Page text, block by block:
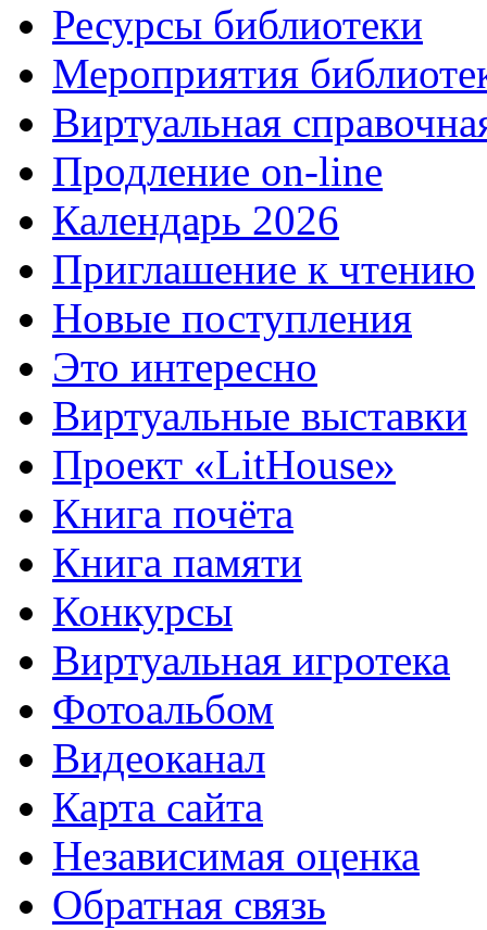
Ресурсы библиотеки
Мероприятия
Виртуальная
Продление on-line
Календарь 2026
Приглашение к чтению
Новые поступления
Это интересно
Виртуальные выставки
Проект «LitHouse»
Книга почёта
Книга памяти
Конкурсы
Виртуальная игротека
Фотоальбом
Видеоканал
Карта сайта
Независимая оценка
Обратная связь